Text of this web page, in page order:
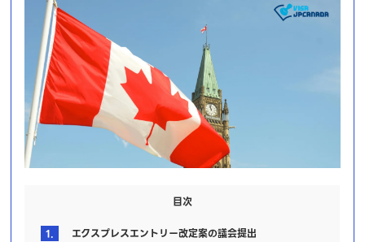
目次
1.
エクスプレスエントリー改定案の議会提出